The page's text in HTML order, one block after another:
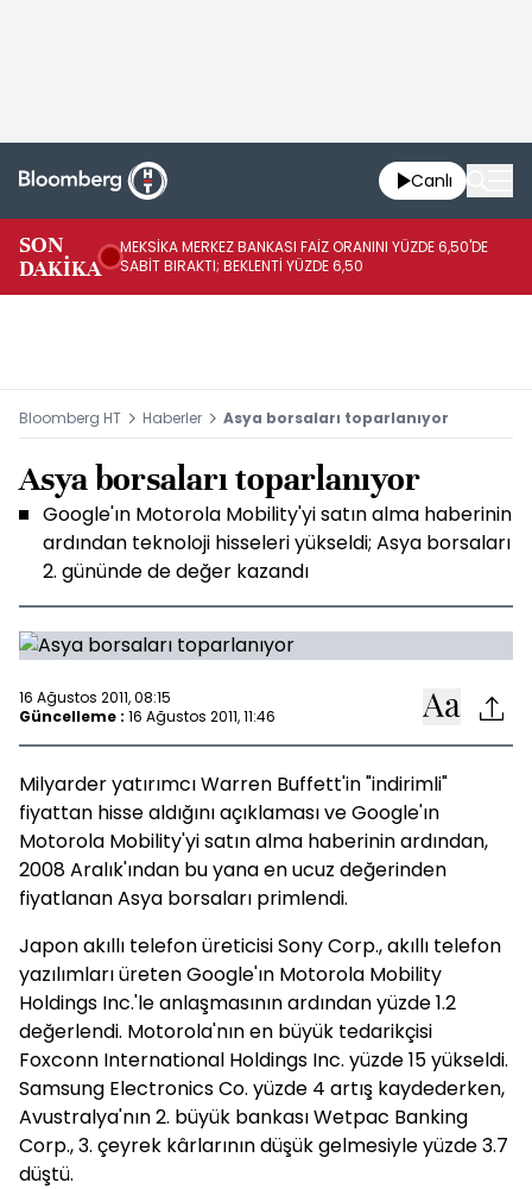
Canlı
SON
DAKİKA
MEKSİKA MERKEZ BANKASI FAİZ ORANINI YÜZDE 6,50'DE
SABİT BIRAKTI; BEKLENTİ YÜZDE 6,50
Bloomberg HT Haberler Asya borsaları toparlanıyor
Asya borsaları toparlanıyor
Google'ın Motorola Mobility'yi satın alma haberinin
ardından teknoloji hisseleri yükseldi; Asya borsaları
2. gününde de değer kazandı
16 Ağustos 2011, 08:15
Güncelleme : 16 Ağustos 2011, 11:46
Milyarder yatırımcı Warren Buffett'in "indirimli"
fiyattan hisse aldığını açıklaması ve Google'ın
Motorola Mobility'yi satın alma haberinin ardından,
2008 Aralık'ından bu yana en ucuz değerinden
fiyatlanan Asya borsaları primlendi.
Japon akıllı telefon üreticisi Sony Corp., akıllı telefon
yazılımları üreten Google'ın Motorola Mobility
Holdings Inc.'le anlaşmasının ardından yüzde 1.2
değerlendi. Motorola'nın en büyük tedarikçisi
Foxconn International Holdings Inc. yüzde 15 yükseldi.
Samsung Electronics Co. yüzde 4 artış kaydederken,
Avustralya'nın 2. büyük bankası Wetpac Banking
Corp., 3. çeyrek kârlarının düşük gelmesiyle yüzde 3.7
düştü.